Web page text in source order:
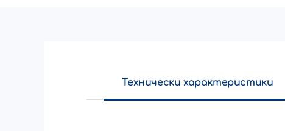
Технически характеристики